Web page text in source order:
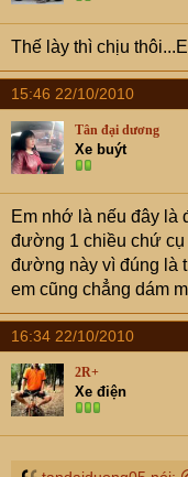
Thế lày thì chịu
15:46 22/10/2010
Tân đại dương
Xe buýt
Em nhớ là nếu đây
đường 1 chiều chứ cụ
đường này vì đúng là
em cũng chẳng dám
16:34 22/10/2010
2R+
Xe điện